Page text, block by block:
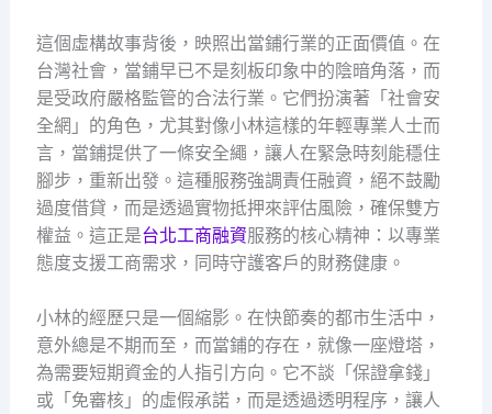
這個虛構故事背後，映照出當鋪行業的正面價值。在
台灣社會，當鋪早已不是刻板印象中的陰暗角落，而
是受政府嚴格監管的合法行業。它們扮演著「社會安
全網」的角色，尤其對像小林這樣的年輕專業人士而
言，當鋪提供了一條安全繩，讓人在緊急時刻能穩住
腳步，重新出發。這種服務強調責任融資，絕不鼓勵
過度借貸，而是透過實物抵押來評估風險，確保雙方
權益。這正是台北工商融資服務的核心精神：以專業
態度支援工商需求，同時守護客戶的財務健康。
小林的經歷只是一個縮影。在快節奏的都市生活中，
意外總是不期而至，而當鋪的存在，就像一座燈塔，
為需要短期資金的人指引方向。它不談「保證拿錢」
或「免審核」的虛假承諾，而是透過透明程序，讓人